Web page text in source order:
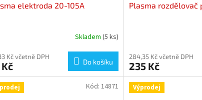
elektroda 20-105A
Skladem (5 ks)
Kč včetně DPH
Do košíku
Plasma rozdělovač
284,35 Kč včetně DPH
235 Kč
Kód: 14871 Výprodej